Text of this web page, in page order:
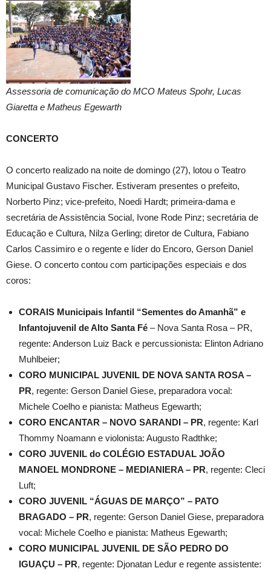
Assessoria de comunicação do MCO Mateus Spohr, Lucas
Giaretta e Matheus Egewarth
CONCERTO
O concerto realizado na noite de domingo (27), lotou o Teatro
Municipal Gustavo Fischer. Estiveram presentes o prefeito,
Norberto Pinz; vice-prefeito, Noedi Hardt; primeira-dama e
secretária de Assistência Social, Ivone Rode Pinz; secretária de
Educação e Cultura, Nilza Gerling; diretor de Cultura, Fabiano
Carlos Cassimiro e o regente e líder do Encoro, Gerson Daniel
Giese. O concerto contou com participações especiais e dos
coros:
CORAIS Municipais Infantil “Sementes do Amanhã” e
Infantojuvenil de Alto Santa Fé – Nova Santa Rosa – PR,
regente: Anderson Luiz Back e percussionista: Elinton Adriano
Muhlbeier;
CORO MUNICIPAL JUVENIL DE NOVA SANTA ROSA –
PR, regente: Gerson Daniel Giese, preparadora vocal:
Michele Coelho e pianista: Matheus Egewarth;
CORO ENCANTAR – NOVO SARANDI – PR, regente: Karl
Thommy Noamann e violonista: Augusto Radthke;
CORO JUVENIL do COLÉGIO ESTADUAL JOÃO
MANOEL MONDRONE – MEDIANIERA – PR, regente: Cleci
Luft;
CORO JUVENIL “ÁGUAS DE MARÇO” – PATO
BRAGADO – PR, regente: Gerson Daniel Giese, preparadora
vocal: Michele Coelho e pianista: Matheus Egewarth;
CORO MUNICIPAL JUVENIL DE SÃO PEDRO DO
IGUAÇU – PR, regente: Djonatan Ledur e regente assistente: